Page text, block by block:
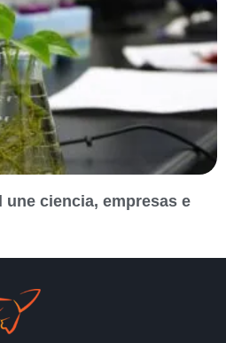
ciencia, empresas e